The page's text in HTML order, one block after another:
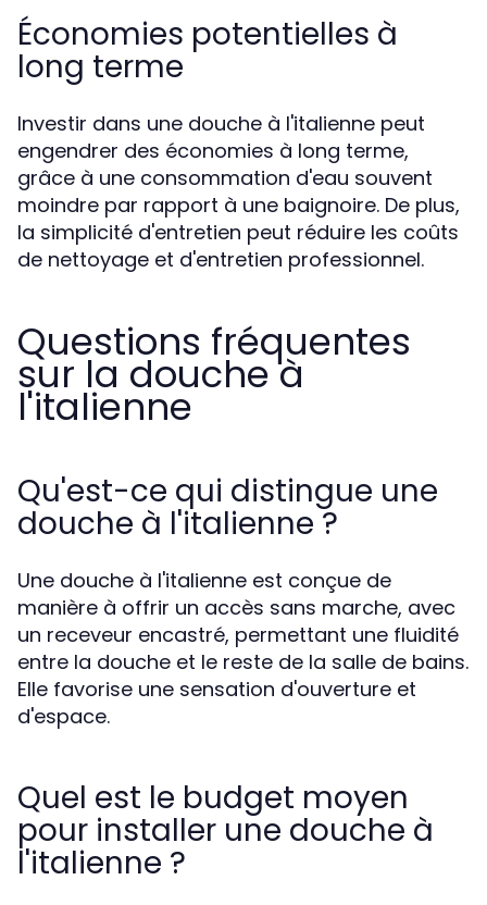
Économies potentielles à
long terme
Investir dans une douche à l'italienne peut
engendrer des économies à long terme,
grâce à une consommation d'eau souvent
moindre par rapport à une baignoire. De plus,
la simplicité d'entretien peut réduire les coûts
de nettoyage et d'entretien professionnel.
Questions fréquentes
sur la douche à
l'italienne
Qu'est-ce qui distingue une
douche à l'italienne ?
Une douche à l'italienne est conçue de
manière à offrir un accès sans marche, avec
un receveur encastré, permettant une fluidité
entre la douche et le reste de la salle de bains.
Elle favorise une sensation d'ouverture et
d'espace.
Quel est le budget moyen
pour installer une douche à
l'italienne ?